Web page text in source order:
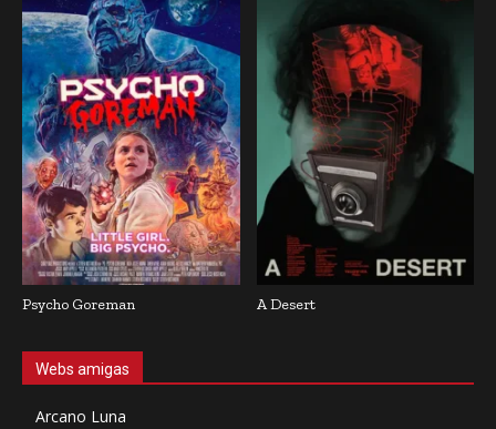
Psycho Goreman A Desert
Webs amigas
Arcano Luna